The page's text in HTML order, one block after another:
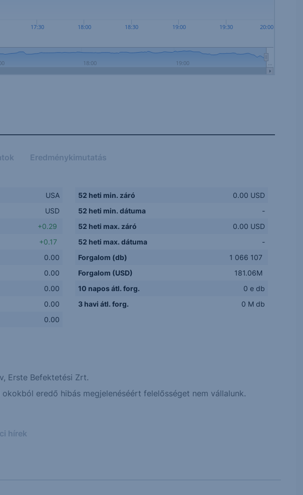
17:30 18:00 18:30 19:00 19:30 20:00
18:00 19:00 …
Eredménykimutatás
USA
USD
+0.29
+0.17
0.00
0.00
0.00
0.00
0.00
52 heti min. záró
0.00 USD
52 heti min. dátuma
-
52 heti max. záró
0.00 USD
52 heti max. dátuma
-
Forgalom (db)
1 066 107
Forgalom (USD)
181.06M
10 napos átl. forg.
0 e db
3 havi átl. forg.
0 M db
Erste Befektetési Zrt.
eredő hibás megjelenéséért felelősséget nem vállalunk.
hírek